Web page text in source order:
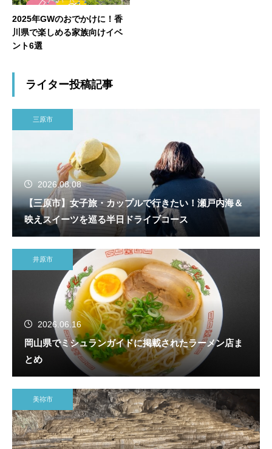
2025年GWのおでかけに！香
川県で楽しめる家族向けイベ
ント6選
ライター投稿記事
三原市
2026.08.08
【三原市】女子旅・カップルで行きたい！瀬戸内海＆
映えスイーツを巡る半日ドライブコース
井原市
2026.06.16
岡山県でミシュランガイドに掲載されたラーメン店ま
とめ
美祢市